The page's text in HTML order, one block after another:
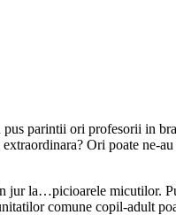
parintii ori profesorii in
Ori poate ne-
jur la…picioarele micutilor.
comune copil-adult